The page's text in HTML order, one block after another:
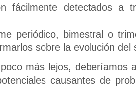
fácilmente detectados a
periódico, bimestral o
sobre la evolución del
más lejos, deberíamos
causantes de